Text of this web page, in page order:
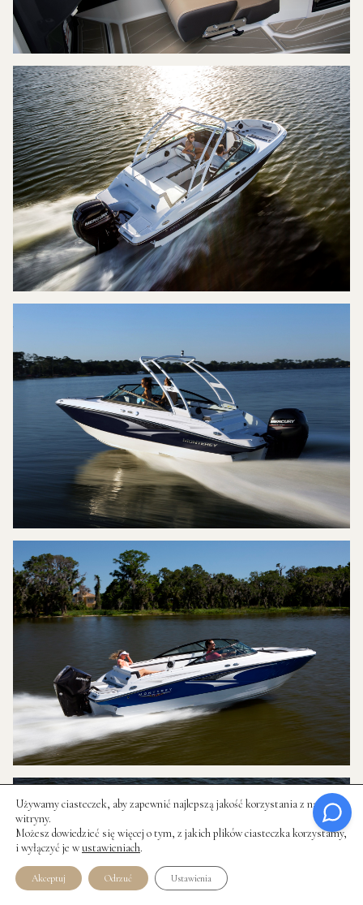
Używamy ciasteczek, aby zapewnić najlepszą jakość korzystania z naszej
witryny.
Możesz dowiedzieć się więcej o tym, z jakich plików ciasteczka korzystamy,
i wyłączyć je wustawieniach.
Akceptuj Odrzuć Ustawienia